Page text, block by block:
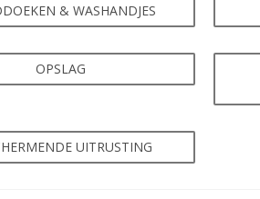
& WASHANDJES
OPSLAG
UITRUSTING